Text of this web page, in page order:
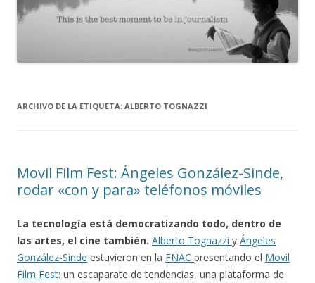
ARCHIVO DE LA ETIQUETA: ALBERTO TOGNAZZI
Movil Film Fest: Ángeles González-Sinde,
rodar «con y para» teléfonos móviles
La tecnología está democratizando todo, dentro de
las artes, el cine también. Alberto Tognazzi y Ángeles
González-Sinde estuvieron en la FNAC presentando el Movil
Film Fest: un escaparate de tendencias, una plataforma de